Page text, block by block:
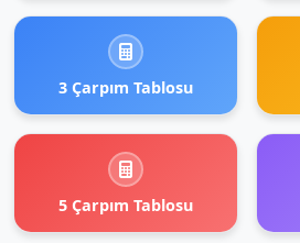
3 Çarpım Tablosu
5 Çarpım Tablosu